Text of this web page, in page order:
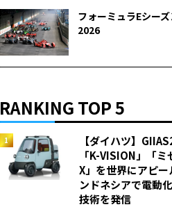
フォーミュラEシー
2026
RANKING TOP 5
【ダイハツ】
「K-VISION」「ミ
X」を世界にアピ
ンドネシアで電動
技術を発信